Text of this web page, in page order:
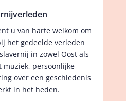
u van harte welkom om
het gedeelde verleden
in zowel Oost als
muziek, persoonlijke
over een geschiedenis
in het heden.